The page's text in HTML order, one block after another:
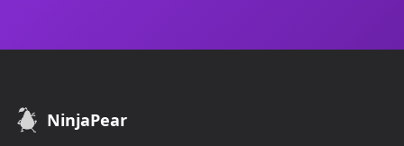
NinjaPear